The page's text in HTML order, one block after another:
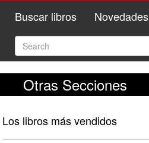
Buscar libros Novedades
Otras Secciones
Los libros más vendidos